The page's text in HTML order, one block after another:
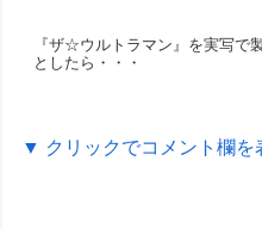
『ザ☆ウルトラマン』を実写で
としたら・・・
▼ クリックでコメント欄を